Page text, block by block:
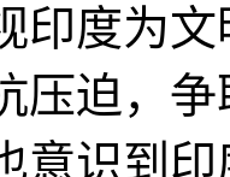
印度为
压迫，
意识到